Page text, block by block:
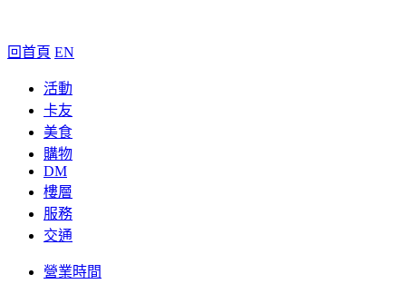
回首頁 EN
活動
卡友
美食
購物
DM
樓層
服務
交通
營業時間